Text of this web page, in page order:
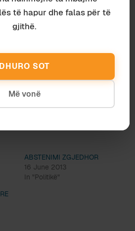
Kështu shpjegohet jo
politik, por edhe
i ballafaqimit
referime ndaj politikës
gabim, edhe për faktin se
.
ABSTENIMI ZGJEDHOR
16 June 2013
In "Politikë"
të hapur dhe falas për të
gjithë.
DHURO SOT
Më vonë